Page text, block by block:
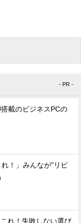
- PR -
載のビジネスPCの
れ！」みんなが"リピ
れ！失敗しない選び